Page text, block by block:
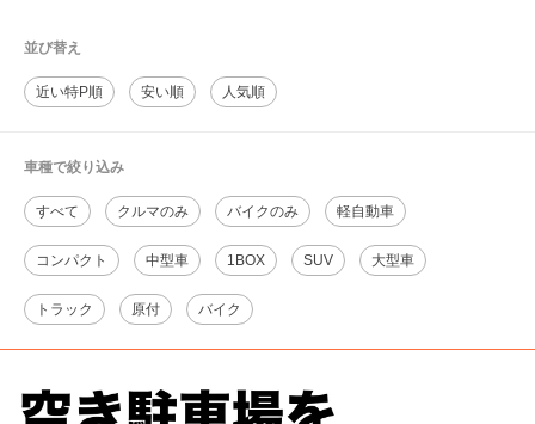
並び替え
近い特P順 安い順 人気順
車種で絞り込み
すべて クルマのみ バイクのみ 軽自動車
コンパクト 中型車 1BOX SUV 大型車
トラック 原付 バイク